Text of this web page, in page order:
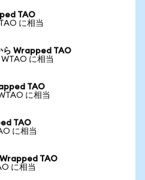
TAO
に相当
Wrapped TAO
に相当
TAO
に相当
TAO
に相当
TAO
に相当